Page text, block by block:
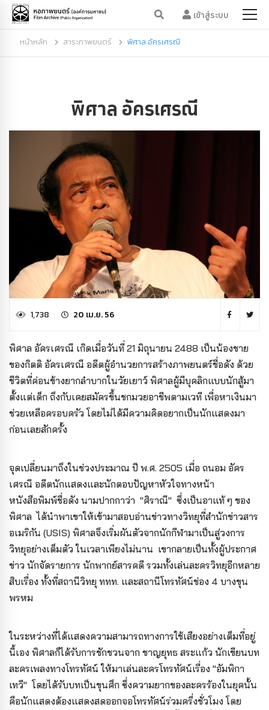
เข้าสู่ระบบ
หน้าหลัก สาระภาพยนตร์ พิศาล อัครเศรณี
พิศาล อัครเศรณี
1,738 20 เม.ย. 56
พิศาล อัครเศรณี เกิดเมื่อวันที่ 21 มิถุนายน 2488 เป็นน้องชาย
ของกิตติ อัครเศรณี อดีตผู้อำนวยการสร้างภาพยนตร์ชื่อดัง ด้วย
ชีวิตที่ค่อนข้างยากลำบากในวัยเยาว์ พิศาลผู้มีบุคลิกแบบนักสู้มา
ตั้งแต่เด็ก ถึงกับเคยสมัครขึ้นชกมวยอาชีพตามเวที เพื่อหาเงินมา
ช่วยเหลือครอบครัว โดยไม่ได้มีความคิดอยากเป็นนักแสดงมา
ก่อนเลยสักครั้ง
จุดเปลี่ยนมาถึงในช่วงประมาณ ปี พ.ศ. 2505 เมื่อ ถนอม อัคร
เศรณี อดีตนักแสดงและนักตอบปัญหาหัวใจทางหน้า
หนังสือพิมพ์ชื่อดัง นามปากกาว่า "ศิราณี" ซึ่งเป็นอาแท้ ๆ ของ
พิศาล ได้นำพาเขาให้เข้ามาสอบอ่านข่าวทางวิทยุที่สำนักข่าวสาร
อเมริกัน (USIS) พิศาลจึงเริ่มผันตัวจากนักกีฬามาเป็นสู่วงการ
วิทยุอย่างเต็มตัว ในเวลาเพียงไม่นาน เขากลายเป็นทั้งผู้ประกาศ
ข่าว นักจัดรายการ นักพากย์สารคดี รวมทั้งเล่นละครวิทยุอีกหลาย
สิบเรื่อง ทั้งที่สถานีวิทยุ ททท. และสถานีโทรทัศน์ช่อง 4 บางขุน
พรหม
ในระหว่างที่ได้แสดงความสามารถทางการใช้เสียงอย่างเต็มที่อยู่
นี้เอง พิศาลก็ได้รับการชักชวนจาก ชาญยุทธ สระแก้ว นักเขียนบท
ละครเพลงทางโทรทัศน์ ให้มาเล่นละครโทรทัศน์เรื่อง "อัมพิกา
เทวี" โดยได้รับบทเป็นขุนศึก ซึ่งความยากของละครร้องในยุคนั้น
คือนักแสดงต้องแสดงสดออกจอโทรทัศน์ร่วมครึ่งชั่วโมง โดย